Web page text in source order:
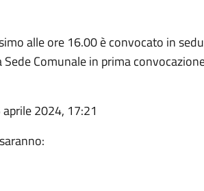
alle ore 16.00 è convocato in
Comunale in prima
aprile 2024, 17:21